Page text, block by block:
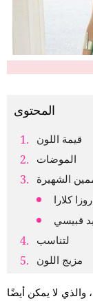
المحتوى
قيمة اللون
الموضات
الشهيرة
روزا كلارا
قبيسي
لتناسب
مزيج اللون
والذي لا يمكن أيضًا